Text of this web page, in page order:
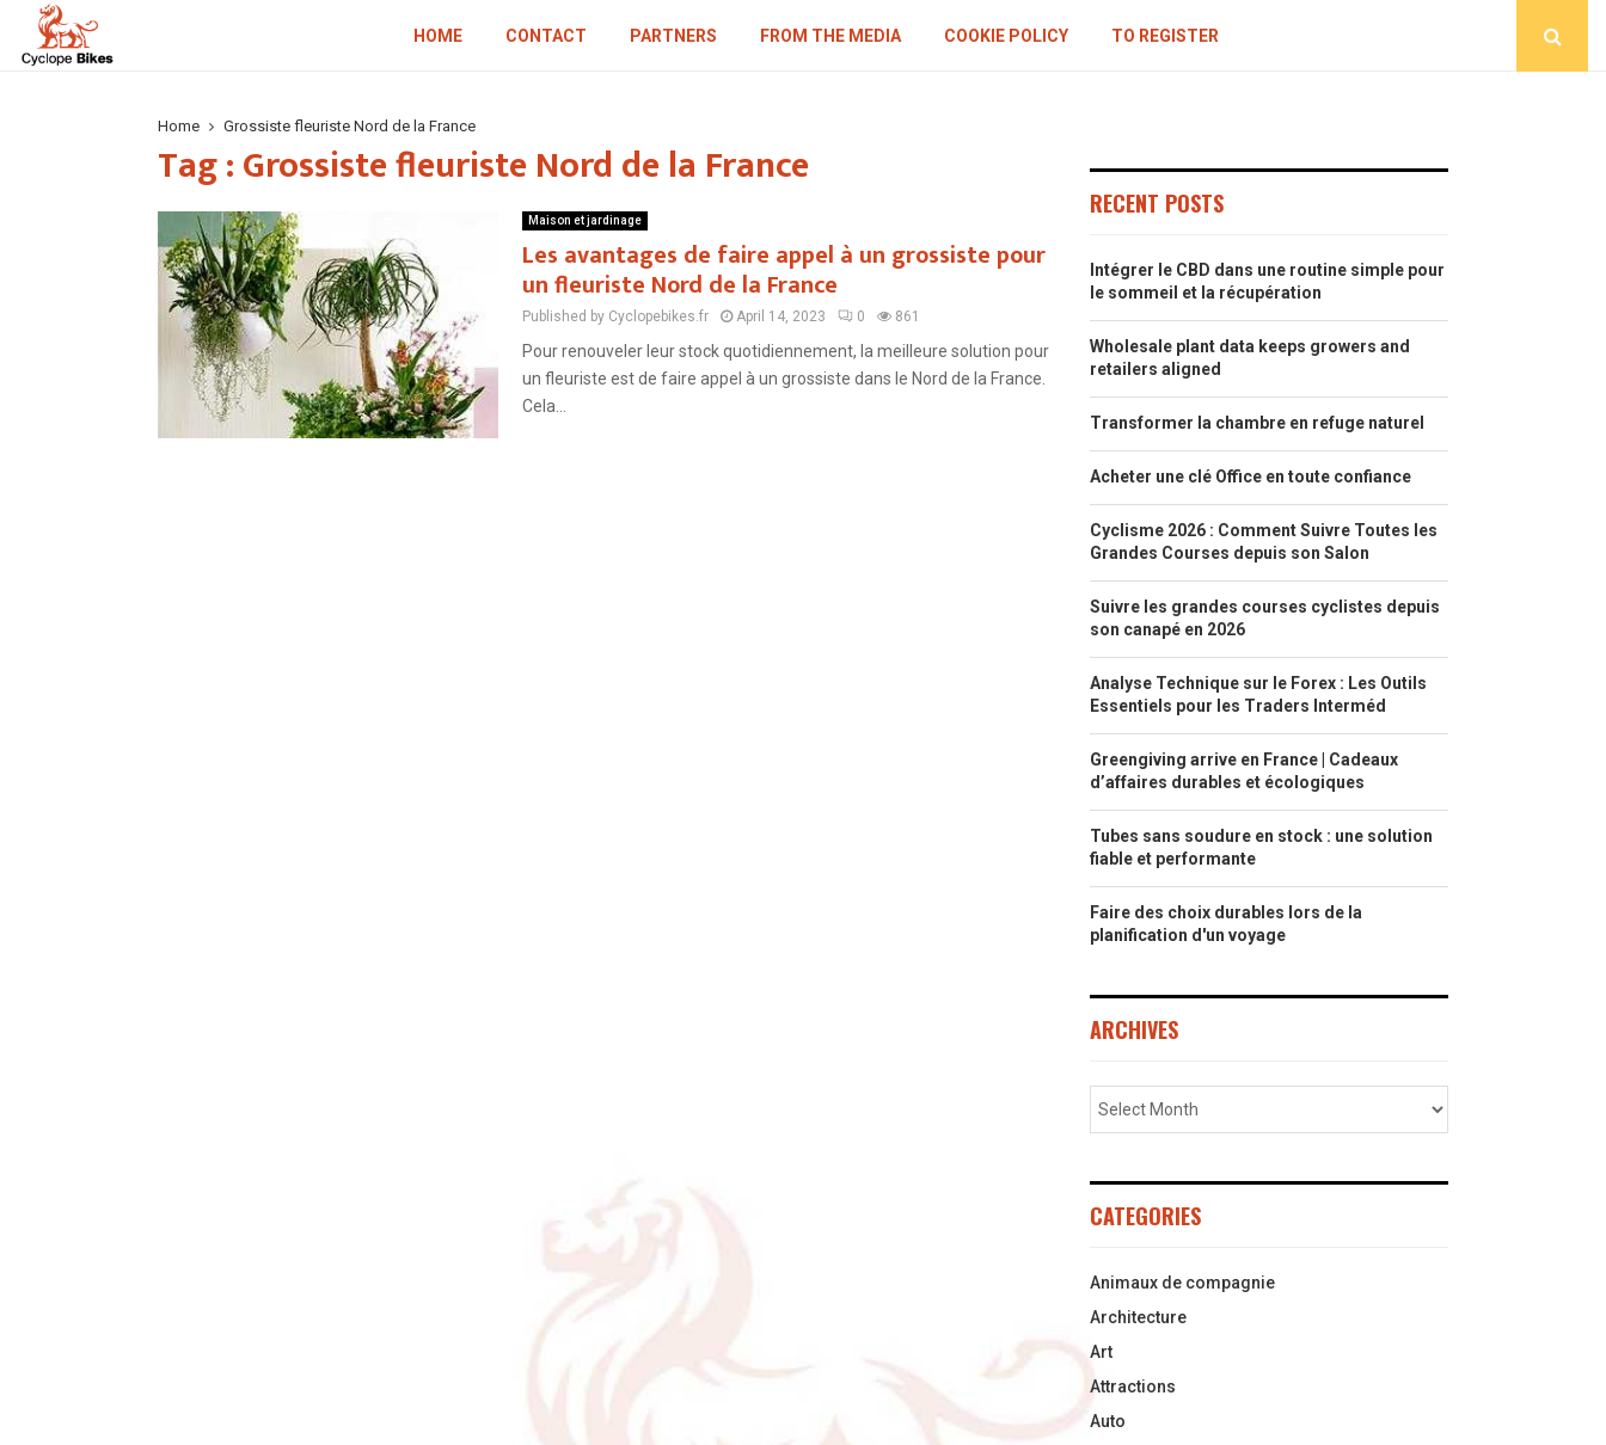
HOME CONTACT PARTNERS FROM THE MEDIA COOKIE POLICY TO REGISTER
Home Grossiste fleuriste Nord de la France
Tag : Grossiste fleuriste Nord de la France
Maison et jardinage
Les avantages de faire appel à un grossiste pour
un fleuriste Nord de la France
Published by Cyclopebikes.fr April 14, 2023 0 861
Pour renouveler leur stock quotidiennement, la meilleure solution pour
un fleuriste est de faire appel à un grossiste dans le Nord de la France.
Cela...
RECENT POSTS
Intégrer le CBD dans une routine simple pour
le sommeil et la récupération
Wholesale plant data keeps growers and
retailers aligned
Transformer la chambre en refuge naturel
Acheter une clé Office en toute confiance
Cyclisme 2026 : Comment Suivre Toutes les
Grandes Courses depuis son Salon
Suivre les grandes courses cyclistes depuis
son canapé en 2026
Analyse Technique sur le Forex : Les Outils
Essentiels pour les Traders Interméd
Greengiving arrive en France | Cadeaux
d’affaires durables et écologiques
Tubes sans soudure en stock : une solution
fiable et performante
Faire des choix durables lors de la
planification d'un voyage
ARCHIVES
CATEGORIES
Animaux de compagnie
Architecture
Art
Attractions
Auto